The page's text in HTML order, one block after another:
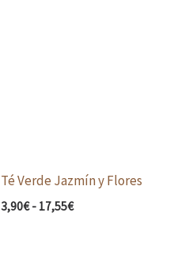
Té Verde Jazmín y Flores
3,90€ - 17,55€